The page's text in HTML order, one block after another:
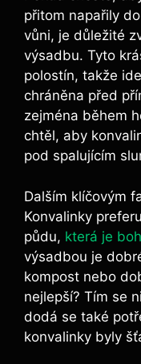
přitom napařily
vůni, je důležité
výsadbu. Tyto
polostín, takže
chráněna před
zejména během
chtěl, aby
pod spalujícím
Dalším klíčovým
Konvalinky
půdu, která je
výsadbou je
kompost nebo
nejlepší? Tím se
dodá se také
konvalinky byly